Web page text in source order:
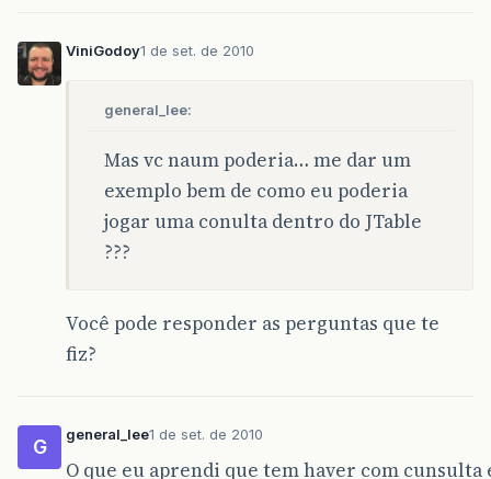
ViniGodoy1 de set. de 2010
general_lee:
Mas vc naum poderia… me dar um
exemplo bem de como eu poderia
jogar uma conulta dentro do JTable
???
Você pode responder as perguntas que te
fiz?
G
general_lee1 de set. de 2010
O que eu aprendi que tem haver com cunsulta